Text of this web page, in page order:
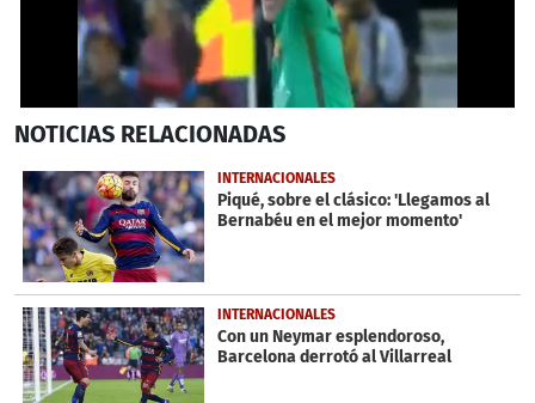
seconds
46
seconds
NOTICIAS RELACIONADAS
INTERNACIONALES
Piqué, sobre el clásico: 'Llegamos al
Bernabéu en el mejor momento'
INTERNACIONALES
Con un Neymar esplendoroso,
Barcelona derrotó al Villarreal